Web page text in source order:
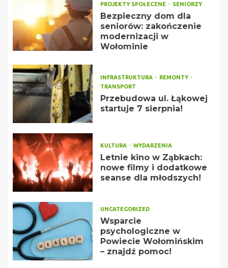
PROJEKTY SPOŁECZNE
SENIORZY
Bezpieczny dom dla
seniorów: zakończenie
modernizacji w
Wołominie
INFRASTRUKTURA
REMONTY
TRANSPORT
Przebudowa ul. Łąkowej
startuje 7 sierpnia!
KULTURA WYDARZENIA
Letnie kino w Ząbkach:
nowe filmy i dodatkowe
seanse dla młodszych!
UNCATEGORIZED
Wsparcie
psychologiczne w
Powiecie Wołomińskim
– znajdź pomoc!